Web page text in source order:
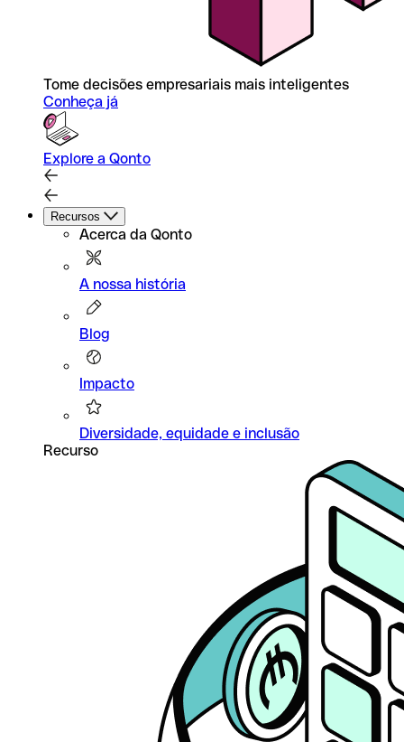
Tome decisões empresariais mais inteligentes
Conheça já
Explore a Qonto
Recursos
Acerca da Qonto
A nossa história
Blog
Impacto
Diversidade, equidade e inclusão
Recurso